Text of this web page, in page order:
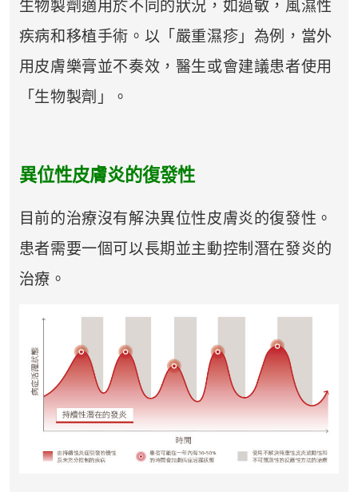
生物製劑適用於不同的狀況，如過敏，風濕性
疾病和移植手術。以「嚴重濕疹」為例，當外
用皮膚樂膏並不奏效，醫生或會建議患者使用
「生物製劑」。
異位性皮膚炎的復發性
目前的治療沒有解決異位性皮膚炎的復發性。
患者需要一個可以長期並主動控制潛在發炎的
治療。